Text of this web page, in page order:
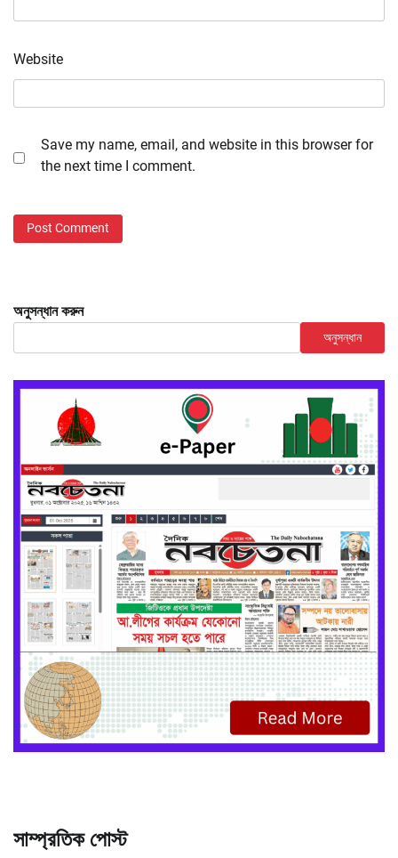
Website
Save my name, email, and website in this browser for
the next time I comment.
অনুসন্ধান করুন
অনুসন্ধান
সাম্প্রতিক পোস্ট